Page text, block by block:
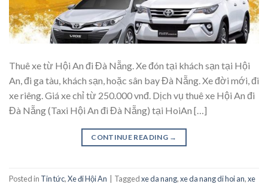
Thuê xe từ Hội An đi Đà Nẵng. Xe đón tại khách sạn tại Hội
An, đi ga tàu, khách sạn, hoặc sân bay Đà Nẵng. Xe đời mới, đi
xe riêng. Giá xe chỉ từ 250.000 vnđ. Dịch vụ thuê xe Hội An đi
Đà Nẵng (Taxi Hội An đi Đà Nẵng) tại HoiAn […]
CONTINUE READING →
Posted in Tin tức,Xe đi Hội An Taggedxe da nang,xe da nang di hoi an,xe